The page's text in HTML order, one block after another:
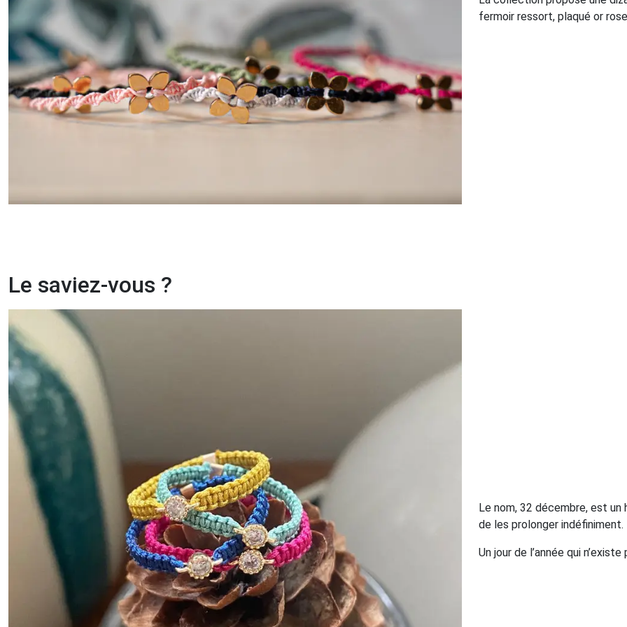
fermoir ressort, plaqué or
Le saviez-vous ?
Le nom, 32 décembre, est
de les prolonger indéfiniment.
Un jour de l’année qui